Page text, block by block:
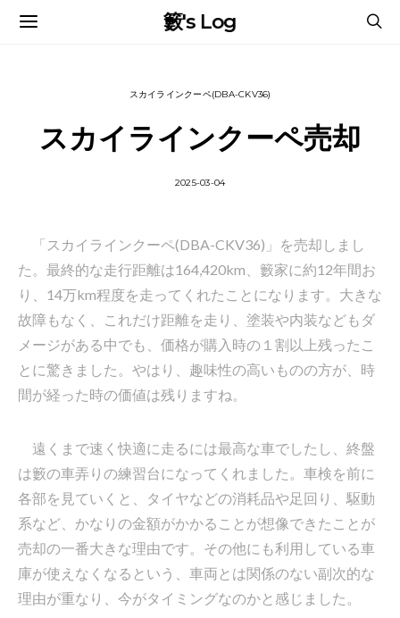
籔's Log
スカイラインクーペ(DBA-CKV36)
スカイラインクーペ売却
2025-03-04
「スカイラインクーペ(DBA-CKV36)」を売却しまし
た。最終的な走行距離は164,420km、籔家に約12年間お
り、14万km程度を走ってくれたことになります。大きな
故障もなく、これだけ距離を走り、塗装や内装などもダ
メージがある中でも、価格が購入時の１割以上残ったこ
とに驚きました。やはり、趣味性の高いものの方が、時
間が経った時の価値は残りますね。
遠くまで速く快適に走るには最高な車でしたし、終盤
は籔の車弄りの練習台になってくれました。車検を前に
各部を見ていくと、タイヤなどの消耗品や足回り、駆動
系など、かなりの金額がかかることが想像できたことが
売却の一番大きな理由です。その他にも利用している車
庫が使えなくなるという、車両とは関係のない副次的な
理由が重なり、今がタイミングなのかと感じました。